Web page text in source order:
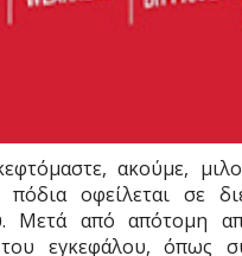
ακούμε,
πόδια οφείλεται σε
Μετά από απότομη
εγκεφάλου, όπως